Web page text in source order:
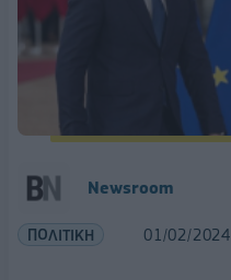
Newsroom
ΠΟΛΙΤΙΚΗ 01/02/2024